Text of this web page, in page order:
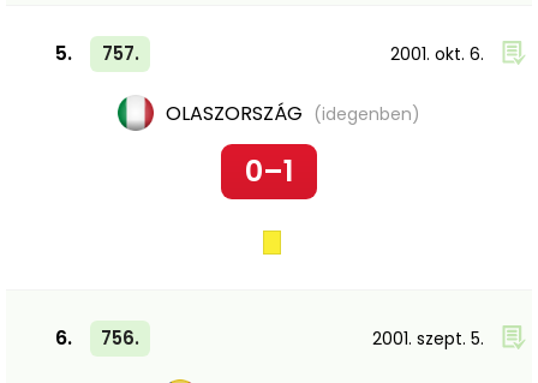
5. 757. 2001. okt. 6.
OLASZORSZÁG (idegenben)
0–1
6. 756. 2001. szept. 5.